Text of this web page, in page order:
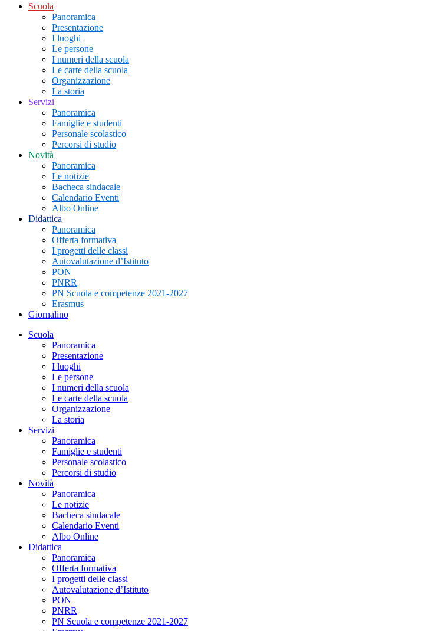
Scuola
Panoramica
Presentazione
I luoghi
Le persone
I numeri della scuola
Le carte della scuola
Organizzazione
La storia
Servizi
Panoramica
Famiglie e studenti
Personale scolastico
Percorsi di studio
Novità
Panoramica
Le notizie
Bacheca sindacale
Calendario Eventi
Albo Online
Didattica
Panoramica
Offerta formativa
I progetti delle classi
Autovalutazione d’Istituto
PON
PNRR
PN Scuola e competenze 2021-2027
Erasmus
Giornalino
Scuola
Panoramica
Presentazione
I luoghi
Le persone
I numeri della scuola
Le carte della scuola
Organizzazione
La storia
Servizi
Panoramica
Famiglie e studenti
Personale scolastico
Percorsi di studio
Novità
Panoramica
Le notizie
Bacheca sindacale
Calendario Eventi
Albo Online
Didattica
Panoramica
Offerta formativa
I progetti delle classi
Autovalutazione d’Istituto
PON
PNRR
PN Scuola e competenze 2021-2027